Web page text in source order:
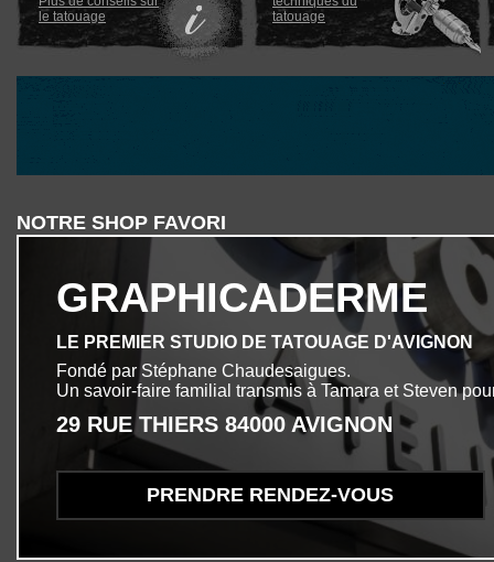
le tatouage
tatouage
NOTRE SHOP FAVORI
GRAPHICADERME
LE PREMIER STUDIO DE TATOUAGE D'AVIGNON
Fondé par Stéphane Chaudesaigues.
Un savoir-faire familial transmis à Tamara et Steven
29 RUE THIERS 84000 AVIGNON
PRENDRE RENDEZ-VOUS